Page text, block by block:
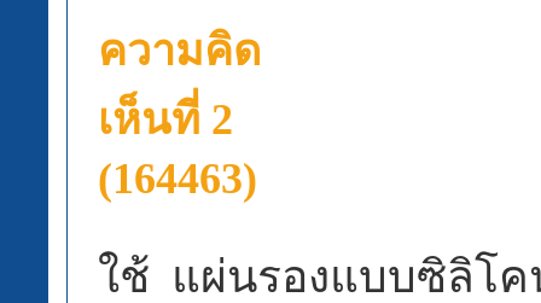
ความคิด
เห็นที่ 2
(164463)
ใช้ แผ่นรองแบบซิลิโ